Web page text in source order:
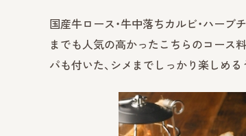
国産牛ロース・牛中落ちカルビ・ハーブ
までも人気の高かったこちらのコース
パも付いた、シメまでしっかり楽しめる